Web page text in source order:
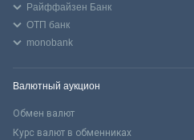
Райффайзен Банк
ОТП банк
monobank
Валютный аукцион
Обмен валют
Курс валют в обменниках